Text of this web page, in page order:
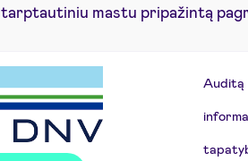
tarptautiniu mastu pripažintą
Auditą